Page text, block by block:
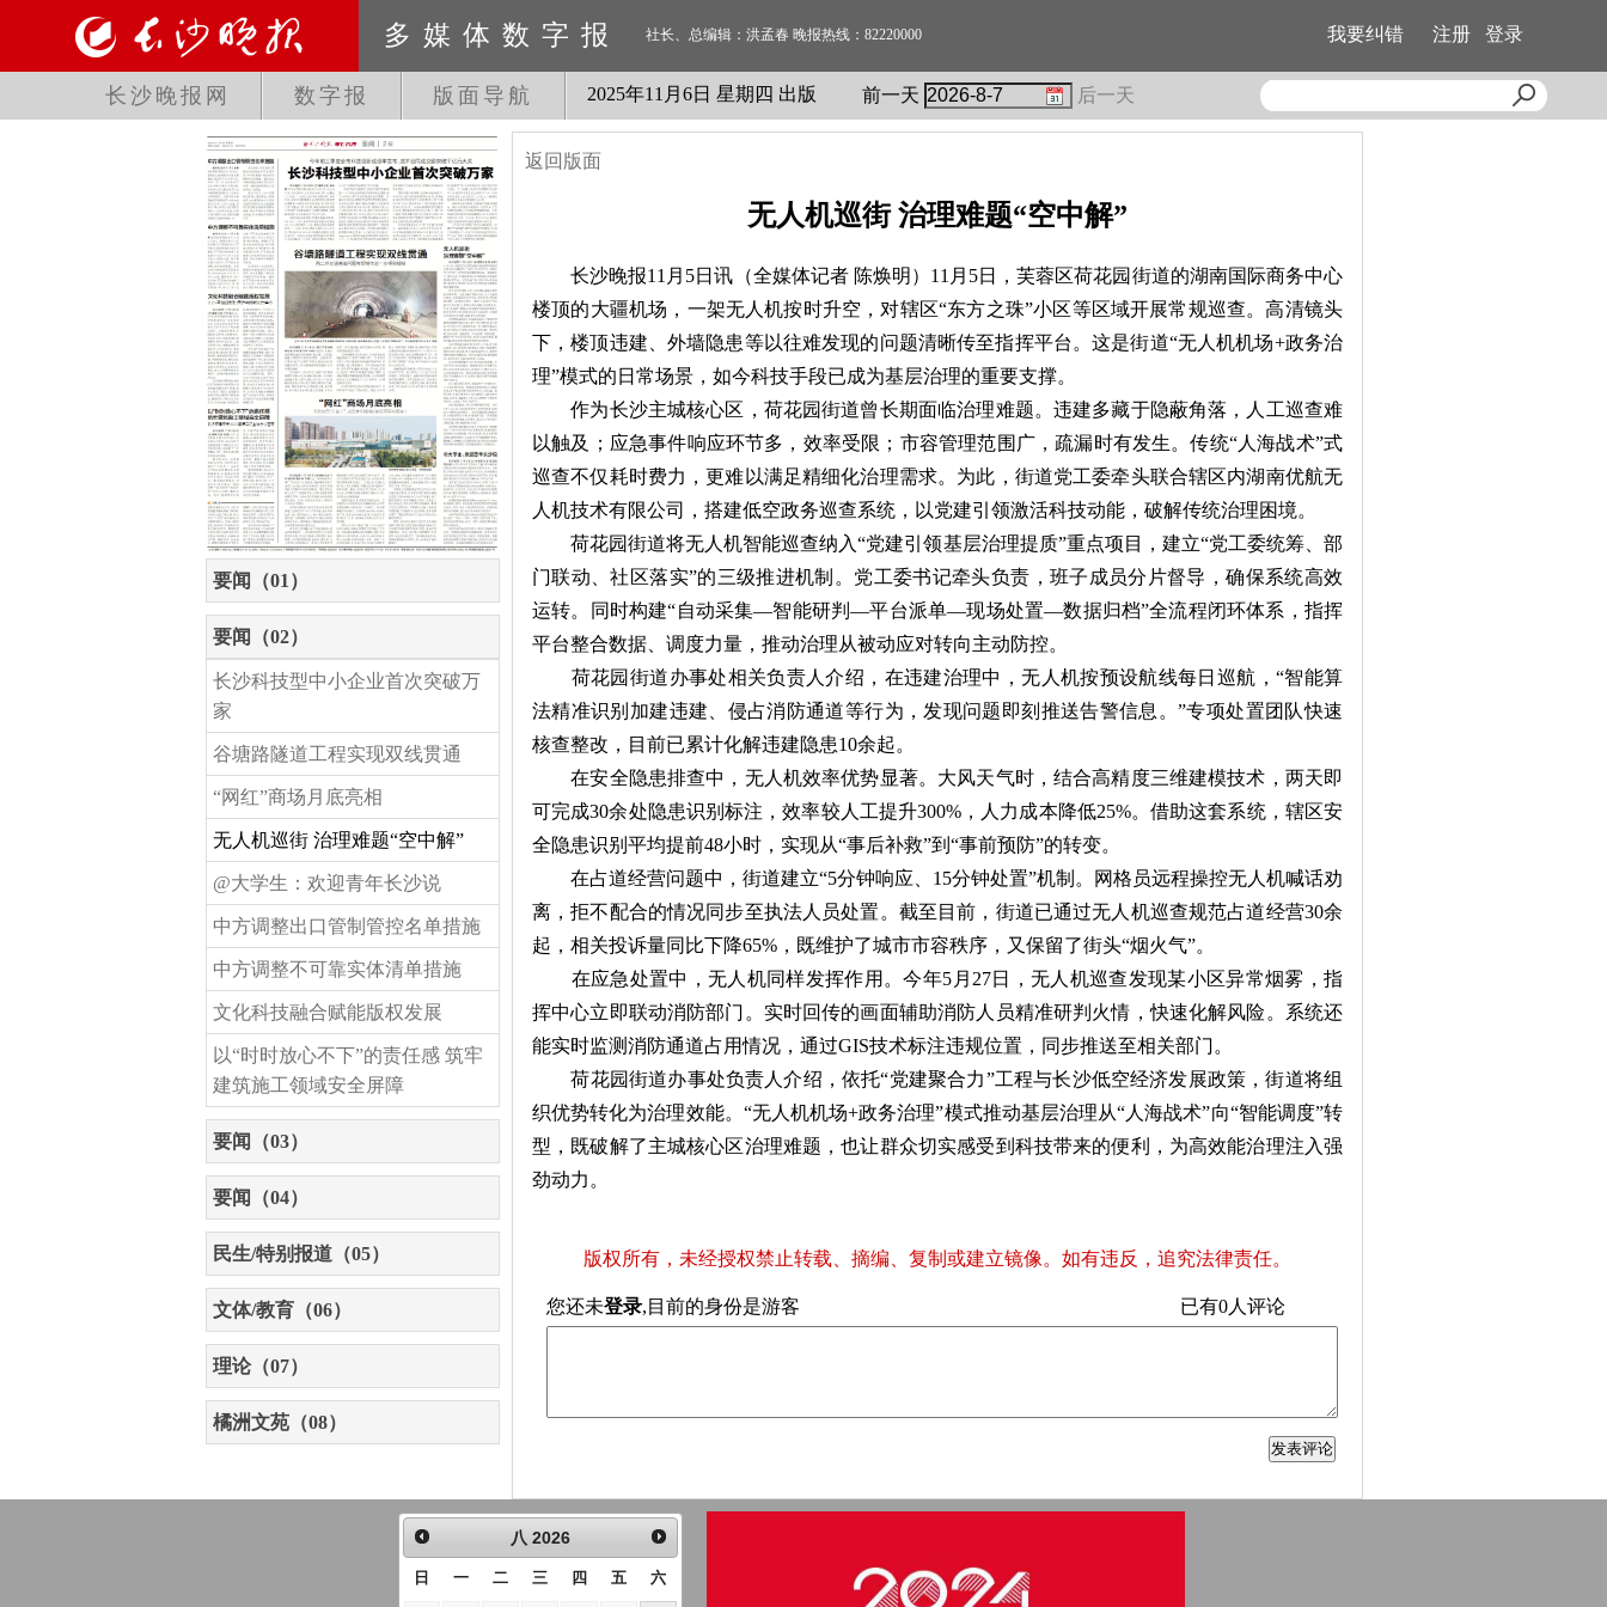
多媒体数字报 社长、总编辑：洪孟春 晚报热线：82220000 我要纠错 注册 登录
长沙晚报网 数字报 版面导航 2025年11 月 6日 星期 四 出版 前一天 后一天
要闻（01）
要闻（02）
长沙科技型中小企业首次突破万
家
谷塘路隧道工程实现双线贯通
“网红”商场月底亮相
无人机巡街 治理难题“空中解”
@大学生：欢迎青年长沙说
中方调整出口管制管控名单措施
中方调整不可靠实体清单措施
文化科技融合赋能版权发展
以“时时放心不下”的责任感 筑牢
建筑施工领域安全屏障
要闻（03）
要闻（04）
民生/特别报道（05）
文体/教育（06）
理论（07）
橘洲文苑（08）
返回版面
无人机巡街 治理难题“空中解”
长沙晚报11月5日讯（全媒体记者 陈焕明）11月5日，芙蓉区荷花园街道的湖南国际商务中心
楼顶的大疆机场，一架无人机按时升空，对辖区“东方之珠”小区等区域开展常规巡查。高清镜头
下，楼顶违建、外墙隐患等以往难发现的问题清晰传至指挥平台。这是街道“无人机机场+政务治
理”模式的日常场景，如今科技手段已成为基层治理的重要支撑。
作为长沙主城核心区，荷花园街道曾长期面临治理难题。违建多藏于隐蔽角落，人工巡查难
以触及；应急事件响应环节多，效率受限；市容管理范围广，疏漏时有发生。传统“人海战术”式
巡查不仅耗时费力，更难以满足精细化治理需求。为此，街道党工委牵头联合辖区内湖南优航无
人机技术有限公司，搭建低空政务巡查系统，以党建引领激活科技动能，破解传统治理困境。
荷花园街道将无人机智能巡查纳入“党建引领基层治理提质”重点项目，建立“党工委统筹、部
门联动、社区落实”的三级推进机制。党工委书记牵头负责，班子成员分片督导，确保系统高效
运转。同时构建“自动采集—智能研判—平台派单—现场处置—数据归档”全流程闭环体系，指挥
平台整合数据、调度力量，推动治理从被动应对转向主动防控。
荷花园街道办事处相关负责人介绍，在违建治理中，无人机按预设航线每日巡航，“智能算
法精准识别加建违建、侵占消防通道等行为，发现问题即刻推送告警信息。”专项处置团队快速
核查整改，目前已累计化解违建隐患10余起。
在安全隐患排查中，无人机效率优势显著。大风天气时，结合高精度三维建模技术，两天即
可完成30余处隐患识别标注，效率较人工提升300%，人力成本降低25%。借助这套系统，辖区安
全隐患识别平均提前48小时，实现从“事后补救”到“事前预防”的转变。
在占道经营问题中，街道建立“5分钟响应、15分钟处置”机制。网格员远程操控无人机喊话劝
离，拒不配合的情况同步至执法人员处置。截至目前，街道已通过无人机巡查规范占道经营30余
起，相关投诉量同比下降65%，既维护了城市市容秩序，又保留了街头“烟火气”。
在应急处置中，无人机同样发挥作用。今年5月27日，无人机巡查发现某小区异常烟雾，指
挥中心立即联动消防部门。实时回传的画面辅助消防人员精准研判火情，快速化解风险。系统还
能实时监测消防通道占用情况，通过GIS技术标注违规位置，同步推送至相关部门。
荷花园街道办事处负责人介绍，依托“党建聚合力”工程与长沙低空经济发展政策，街道将组
织优势转化为治理效能。“无人机机场+政务治理”模式推动基层治理从“人海战术”向“智能调度”转
型，既破解了主城核心区治理难题，也让群众切实感受到科技带来的便利，为高效能治理注入强
劲动力。
版权所有，未经授权禁止转载、摘编、复制或建立镜像。如有违反，追究法律责任。
您还未登录,目前的身份是游客 已有0人评论
八 2026
日 一 二 三 四 五 六